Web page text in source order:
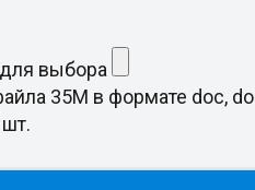
выбора
35M в формате doc,